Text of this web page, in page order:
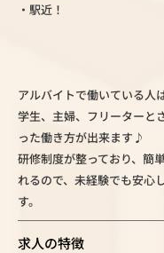
・駅近！
アルバイトで働いている人
学生、主婦、フリーターと
った働き方が出来ます♪
研修制度が整っており、簡
れるので、未経験でも安心
す。
求人の特徴